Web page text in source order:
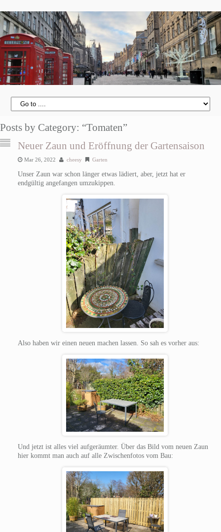
Posts by Category: “Tomaten”
Neuer Zaun und Eröffnung der Gartensaison
Mar 26, 2022 cheesy Garten
Unser Zaun war schon länger etwas lädiert, aber, jetzt hat er
endgültig angefangen umzukippen.
Also haben wir einen neuen machen lassen. So sah es vorher aus:
Und jetzt ist alles viel aufgeräumter. Über das Bild vom neuen Zaun
hier kommt man auch auf alle Zwischenfotos vom Bau: